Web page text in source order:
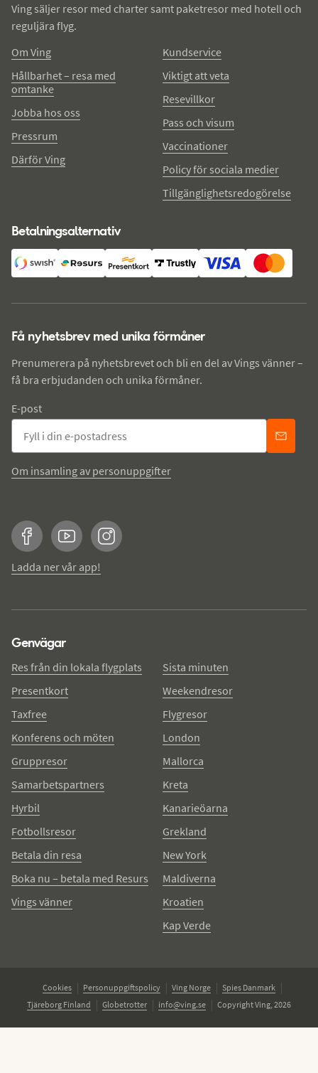
Ving säljer resor med charter samt paketresor med hotell och
reguljära flyg.
Om Ving
Hållbarhet – resa med
omtanke
Jobba hos oss
Pressrum
Därför Ving
Kundservice
Viktigt att veta
Resevillkor
Pass och visum
Vaccinationer
Policy för sociala medier
Tillgänglighetsredogörelse
Betalningsalternativ
Få nyhetsbrev med unika förmåner
Prenumerera på nyhetsbrevet och bli en del av Vings vänner –
få bra erbjudanden och unika förmåner.
E-post
Om insamling av personuppgifter
FacebookYouTubeInstagram
Ladda ner vår app!
Genvägar
Res från din lokala flygplats
Presentkort
Taxfree
Konferens och möten
Gruppresor
Samarbetspartners
Hyrbil
Fotbollsresor
Betala din resa
Boka nu – betala med Resurs
Vings vänner
Sista minuten
Weekendresor
Flygresor
London
Mallorca
Kreta
Kanarieöarna
Grekland
New York
Maldiverna
Kroatien
Kap Verde
Cookies Personuppgiftspolicy Ving Norge
Spies Danmark
Tjäreborg Finland
Globetrotter info@ving.se Copyright Ving, 2026